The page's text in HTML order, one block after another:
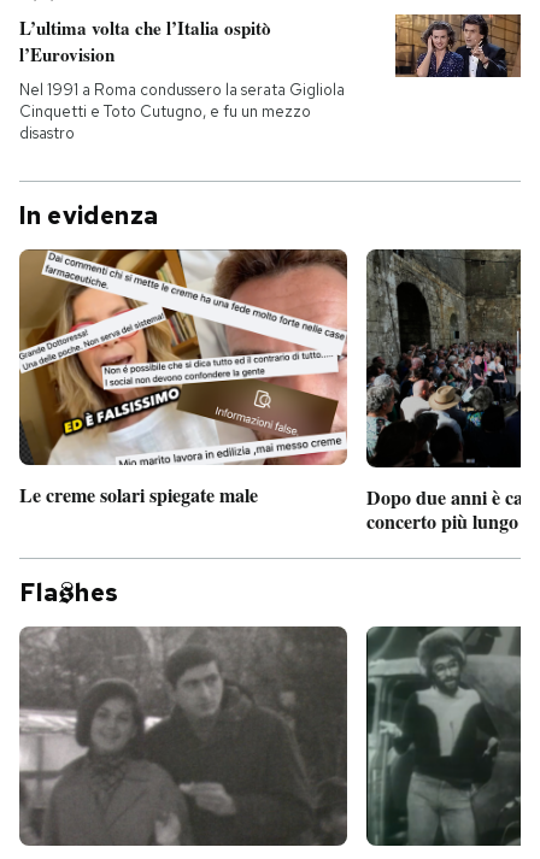
L’ultima volta che l’Italia ospitò
l’Eurovision
Nel 1991 a Roma condussero la serata Gigliola
Cinquetti e Toto Cutugno, e fu un mezzo
disastro
In evidenza
Le creme solari spiegate male
Dopo due anni è
concerto più lungo
Fla hes